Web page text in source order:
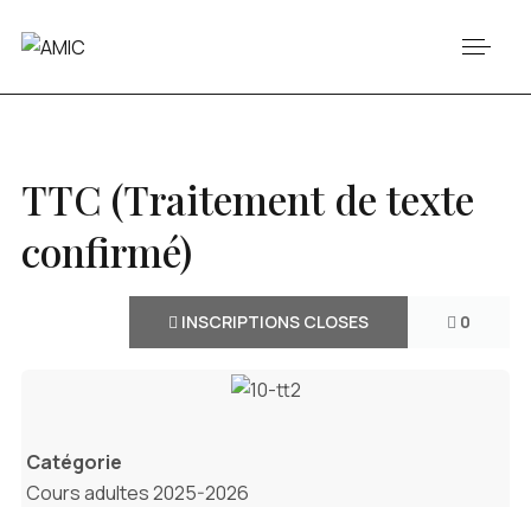
TTC (Traitement de texte
confirmé)
INSCRIPTIONS CLOSES 0
Catégorie
Cours adultes 2025-2026